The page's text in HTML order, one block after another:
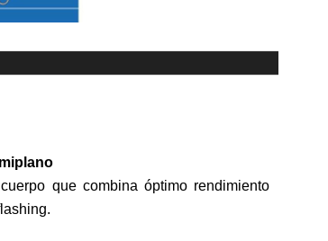
que combina óptimo rendimiento